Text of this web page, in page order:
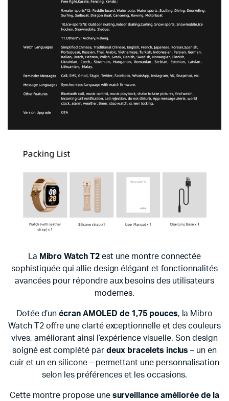
La Mibro Watch T2 est une montre connectée
sophistiquée qui allie design élégant et fonctionnalités
avancées pour répondre aux besoins des utilisateurs
modernes.
Dotée d’unécran AMOLED de 1,75 pouces, la Mibro
Watch T2 offre une clarté exceptionnelle et des couleurs
vives, améliorant ainsi l’expérience visuelle. Son design
soigné est complété pardeux bracelets inclus – un en
cuir et un en silicone – permettant une personnalisation
selon les préférences et les occasions.
Cette montre propose une surveillance améliorée de la